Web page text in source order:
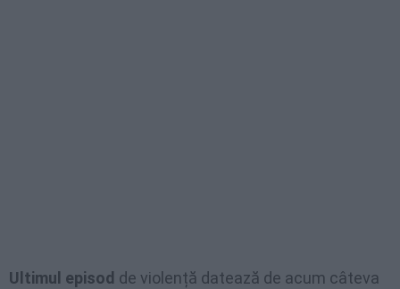
Ultimul episod de violență datează de acum câteva